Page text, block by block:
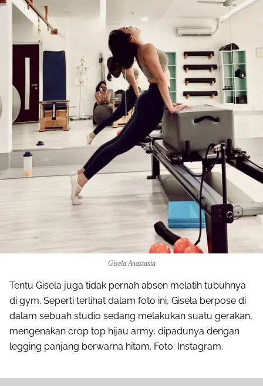
Gisela Anastasia
Tentu Gisela juga tidak pernah absen melatih tubuhnya
di gym. Seperti terlihat dalam foto ini, Gisela berpose di
dalam sebuah studio sedang melakukan suatu gerakan,
mengenakan crop top hijau army, dipadunya dengan
legging panjang berwarna hitam. Foto: Instagram.